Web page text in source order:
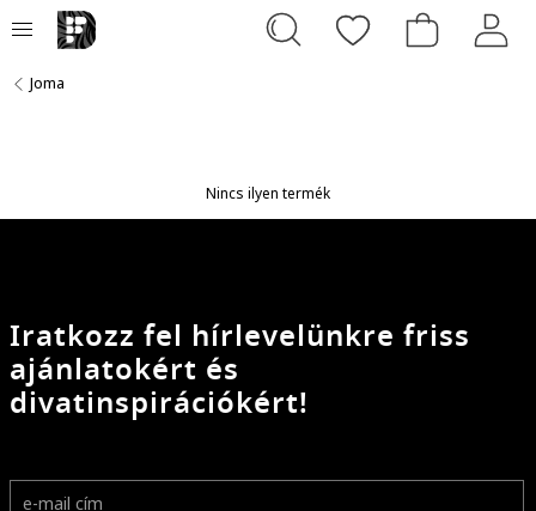
Joma
Nincs ilyen termék
Iratkozz fel hírlevelünkre friss
ajánlatokért és
divatinspirációkért!